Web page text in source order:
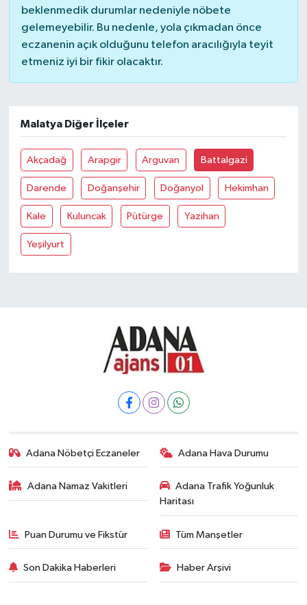
beklenmedik durumlar nedeniyle nöbete
gelemeyebilir. Bu nedenle, yola çıkmadan önce
eczanenin açık olduğunu telefon aracılığıyla teyit
etmeniz iyi bir fikir olacaktır.
Malatya Diğer İlçeler
Akçadağ Arapgir Arguvan Battalgazi
Darende Doğanşehir Doğanyol Hekimhan
Kale Kuluncak Pütürge Yazihan
Yeşilyurt
Adana Nöbetçi Eczaneler Adana Hava Durumu
Adana Namaz Vakitleri
Adana Trafik Yoğunluk
Haritası
Puan Durumu ve Fikstür Tüm Manşetler
Son Dakika Haberleri Haber Arşivi